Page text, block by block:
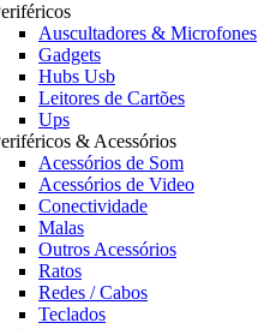
Auscultadores & Microfones
Gadgets
Hubs Usb
Leitores de Cartões
Ups
& Acessórios
Acessórios de Som
Acessórios de Video
Conectividade
Malas
Outros Acessórios
Ratos
Redes / Cabos
Teclados